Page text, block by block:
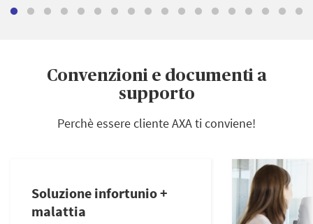
Convenzioni e documenti a
supporto
Perchè essere cliente AXA ti conviene!
Soluzione infortunio +
malattia